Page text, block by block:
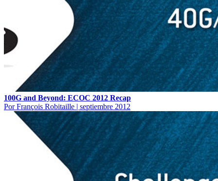
100G and Beyond: ECOC 2012 Recap
Por François Robitaille | septiembre 2012